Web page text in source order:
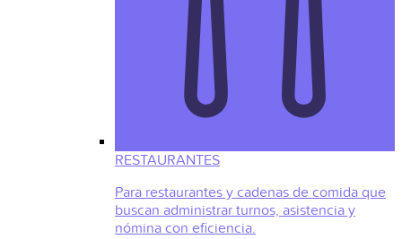
RESTAURANTES
Para restaurantes y cadenas de comida que
buscan administrar turnos, asistencia y
nómina con eficiencia.